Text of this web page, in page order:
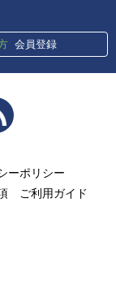
会員登録
ーポリシー
ご利用ガイド